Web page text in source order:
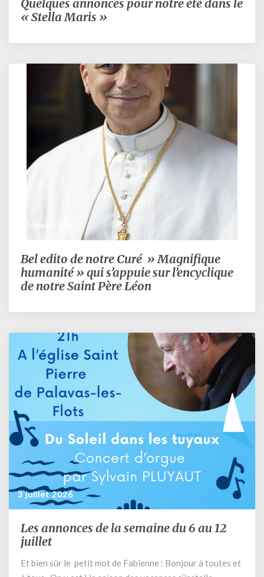
annonces
notre
dans
Maris »
Quelques annonces pour notre été dans le
« Stella Maris »
3 juillet 2026
Bel
edito
de
Curé
Magnifique
humanité »
qui
s’appuie
sur
l’encyclique
de
notre
Saint
Léon
Bel edito de notre Curé » Magnifique
humanité » qui s’appuie sur l’encyclique
de notre Saint Père Léon
3 juillet 2026
Les
annonces
la
Les annonces de la semaine du 6 au 12
juillet
Et bien sûr le petit mot de Fabienne : Bonjour à toutes et